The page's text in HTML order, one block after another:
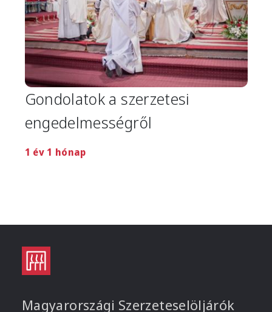
Gondolatok a szerzetesi
engedelmességről
1 év 1 hónap
Magyarországi Szerzeteselöljárók